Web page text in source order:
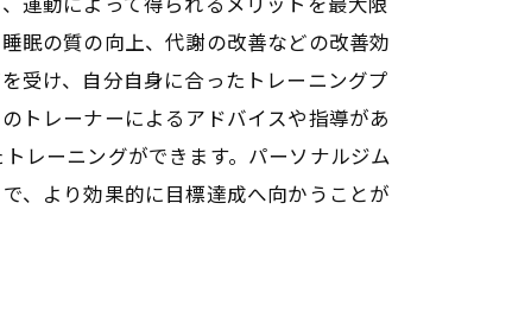
運動によって得られるメリットを最大限
眠の質の向上、代謝の改善などの改善効
受け、自分自身に合ったトレーニングプ
トレーナーによるアドバイスや指導があ
レーニングができます。パーソナルジム
、より効果的に目標達成へ向かうことが